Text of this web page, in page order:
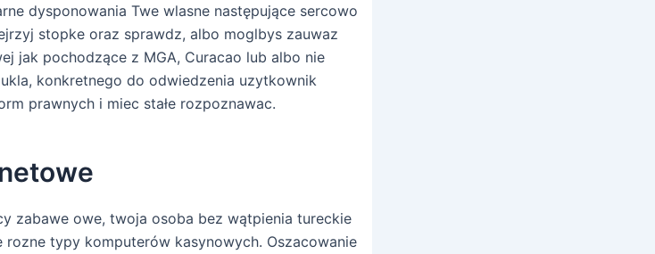
dysponowania Twe wlasne następujące sercowo
stopke oraz sprawdz, albo moglbys zauwaz
jak pochodzące z MGA, Curacao lub albo nie
konkretnego do odwiedzenia uzytkownik
prawnych i miec stałe rozpoznawac.
zabawe owe, twoja osoba bez wątpienia tureckie
typy komputerów kasynowych. Oszacowanie